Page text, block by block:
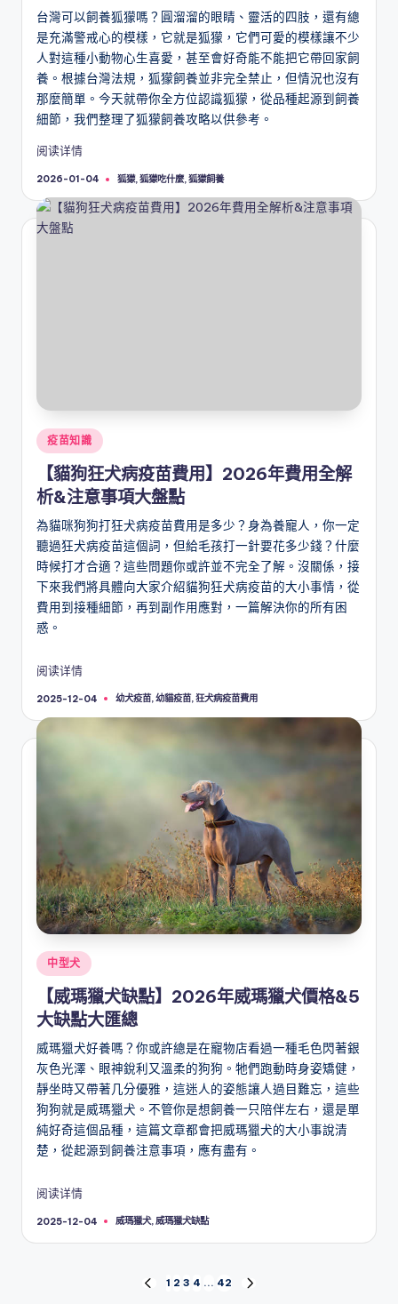
台灣可以飼養狐獴嗎？圓溜溜的眼睛、靈活的四肢，還有總
是充滿警戒心的模樣，它就是狐獴，它們可愛的模樣讓不少
人對這種小動物心生喜愛，甚至會好奇能不能把它帶回家飼
養。根據台灣法規，狐獴飼養並非完全禁止，但情況也沒有
那麼簡單。今天就帶你全方位認識狐獴，從品種起源到飼養
細節，我們整理了狐獴飼養攻略以供參考。
阅读详情
2026-01-04
Tags: 狐獴,狐獴吃什麼,狐獴飼養
Posted
in
疫苗知識
【貓狗狂犬病疫苗費用】2026年費用全解
析&注意事項大盤點
為貓咪狗狗打狂犬病疫苗費用是多少？身為養寵人，你一定
聽過狂犬病疫苗這個詞，但給毛孩打一針要花多少錢？什麼
時候打才合適？這些問題你或許並不完全了解。沒關係，接
下來我們將具體向大家介紹貓狗狂犬病疫苗的大小事情，從
費用到接種細節，再到副作用應對，一篇解決你的所有困
惑。
阅读详情
2025-12-04
Tags: 幼犬疫苗,幼貓疫苗,狂犬病疫苗費用
Posted
in
中型犬
【威瑪獵犬缺點】2026年威瑪獵犬價格&5
大缺點大匯總
威瑪獵犬好養嗎？你或許總是在寵物店看過一種毛色閃著銀
灰色光澤、眼神銳利又溫柔的狗狗。牠們跑動時身姿矯健，
靜坐時又帶著几分優雅，這迷人的姿態讓人過目難忘，這些
狗狗就是威瑪獵犬。不管你是想飼養一只陪伴左右，還是單
純好奇這個品種，這篇文章都會把威瑪獵犬的大小事說清
楚，從起源到飼養注意事項，應有盡有。
阅读详情
2025-12-04
Tags: 威瑪獵犬,威瑪獵犬缺點
PREVIOUS
1 2 3 4 ... 42